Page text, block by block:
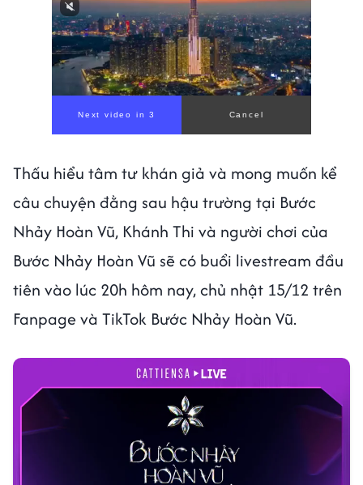
Next video in 1 Cancel
Thấu hiểu tâm tư khán giả và mong muốn kể
câu chuyện đằng sau hậu trường tại Bước
Nhảy Hoàn Vũ, Khánh Thi và người chơi của
Bước Nhảy Hoàn Vũ sẽ có buổi livestream đầu
tiên vào lúc 20h hôm nay, chủ nhật 15/12 trên
Fanpage và TikTok Bước Nhảy Hoàn Vũ.